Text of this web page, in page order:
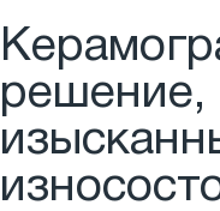
решение,